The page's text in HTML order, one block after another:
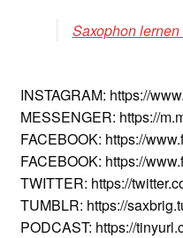
Saxophon
INSTAGRAM: https://
MESSENGER: https://
FACEBOOK: https://
FACEBOOK: https://
TWITTER: https://
TUMBLR: https://
PODCAST: https://